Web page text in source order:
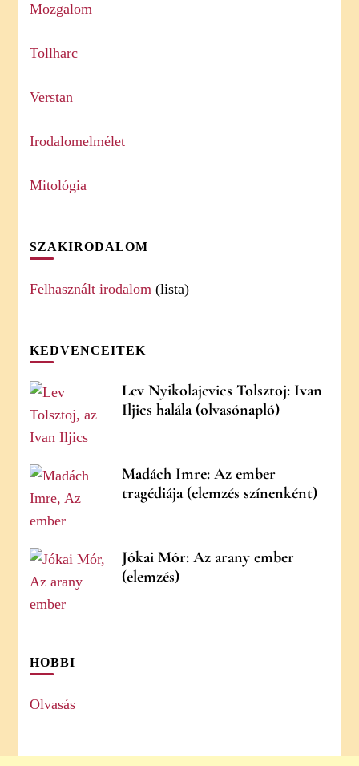
Mozgalom
Tollharc
Verstan
Irodalomelmélet
Mitológia
SZAKIRODALOM
Felhasznált irodalom (lista)
KEDVENCEITEK
Lev Nyikolajevics Tolsztoj: Ivan
Iljics halála (olvasónapló)
Madách Imre: Az ember
tragédiája (elemzés színenként)
Jókai Mór: Az arany ember
(elemzés)
HOBBI
Olvasás